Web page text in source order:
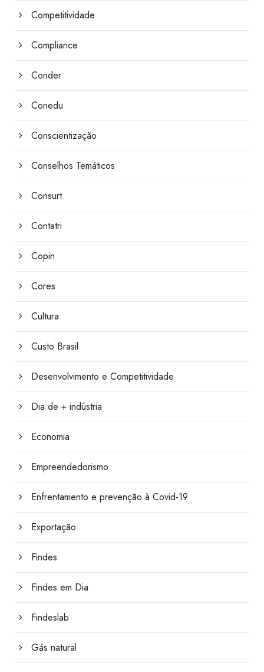
Competitividade
Compliance
Conder
Conedu
Conscientização
Conselhos Temáticos
Consurt
Contatri
Copin
Cores
Cultura
Custo Brasil
Desenvolvimento e Competitividade
Dia de + indústria
Economia
Empreendedorismo
Enfrentamento e prevenção à Covid-19
Exportação
Findes
Findes em Dia
Findeslab
Gás natural